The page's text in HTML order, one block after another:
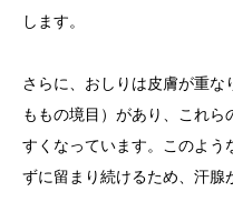
します。
さらに、おしりは皮膚が重な
ももの境目）があり、これ
すくなっています。このよう
ずに留まり続けるため、汗腺